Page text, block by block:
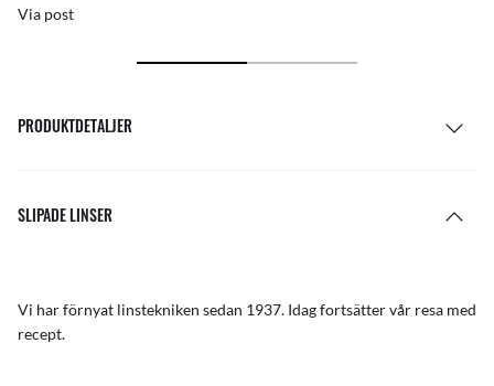
Via post
PRODUKTDETALJER
SLIPADE LINSER
Vi har förnyat linstekniken sedan 1937. Idag fortsätter vår resa med
recept.